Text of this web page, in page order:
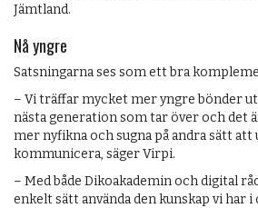
Jämtland.
Nå yngre
Satsningarna ses som ett bra
– Vi träffar mycket mer yngre bönder
nästa generation som tar över och det
mer nyfikna och sugna på andra sätt att
kommunicera, säger Virpi.
– Med både Dikoakademin och digital
enkelt sätt använda den kunskap vi har